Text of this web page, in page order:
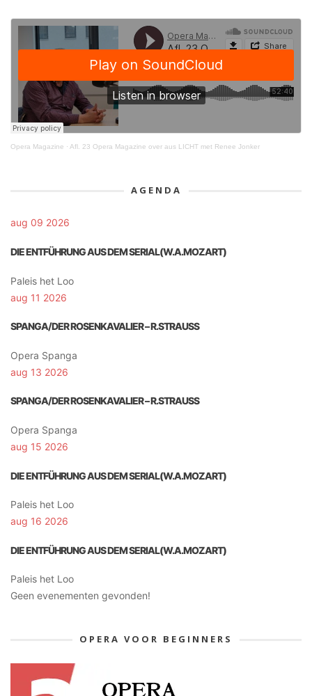
Opera Magazine · Afl. 23 Opera Magazine over aus LICHT met Renee Jonker
AGENDA
aug 09 2026
DIE ENTFÜHRUNG AUS DEM SERIAL(W.A.MOZART)
Paleis het Loo
aug 11 2026
SPANGA/DER ROSENKAVALIER – R.STRAUSS
Opera Spanga
aug 13 2026
SPANGA/DER ROSENKAVALIER – R.STRAUSS
Opera Spanga
aug 15 2026
DIE ENTFÜHRUNG AUS DEM SERIAL(W.A.MOZART)
Paleis het Loo
aug 16 2026
DIE ENTFÜHRUNG AUS DEM SERIAL(W.A.MOZART)
Paleis het Loo
Geen evenementen gevonden!
OPERA VOOR BEGINNERS